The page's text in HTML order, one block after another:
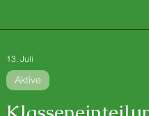
Aktive
13. Juli